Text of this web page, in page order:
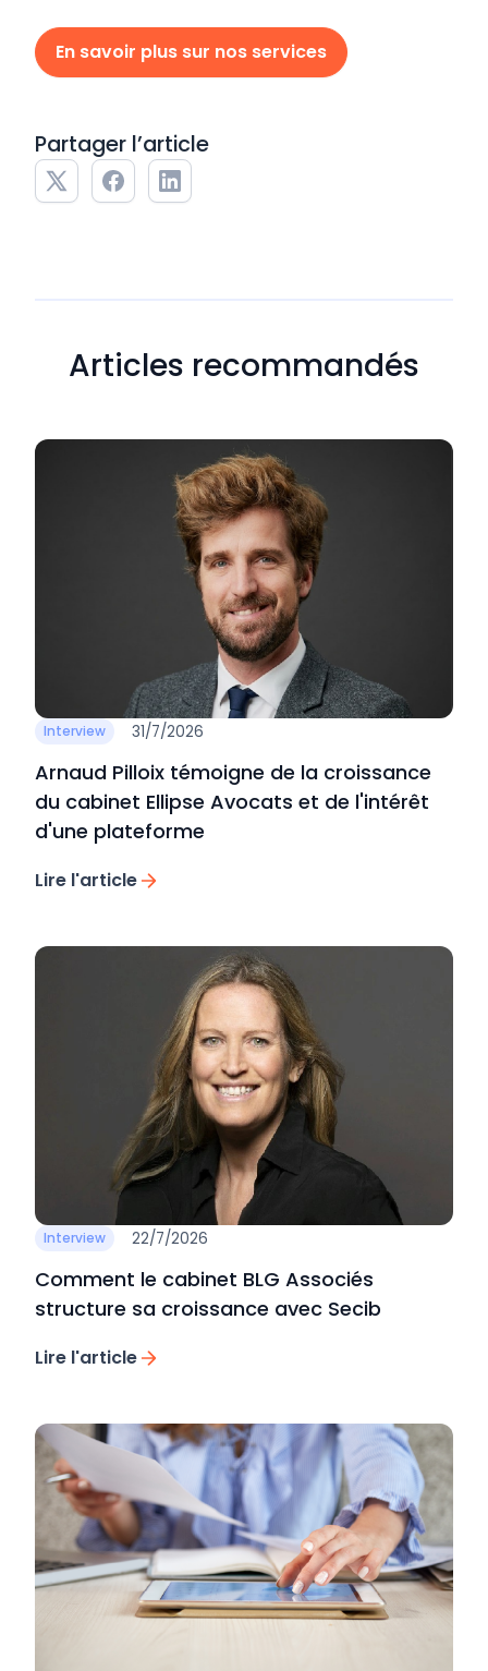
Partager l’article
En savoir plus sur nos services
Articles recommandés
Interview 31/7/2026
Arnaud Pilloix témoigne de la croissance
du cabinet Ellipse Avocats et de l'intérêt
d'une plateforme
Lire l'article
Interview 22/7/2026
Comment le cabinet BLG Associés
structure sa croissance avec Secib
Lire l'article